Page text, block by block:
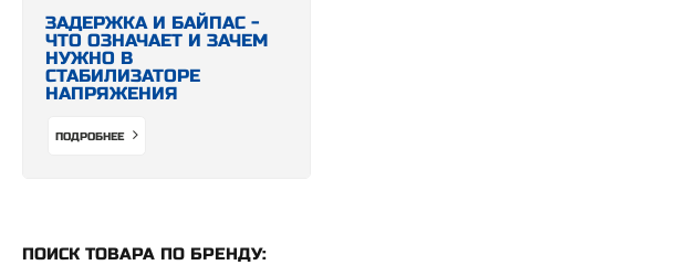
ЗАДЕРЖКА И БАЙПАС -
ЧТО ОЗНАЧАЕТ И ЗАЧЕМ
НУЖНО В
СТАБИЛИЗАТОРЕ
НАПРЯЖЕНИЯ
ПОДРОБНЕЕ
ПОИСК ТОВАРА ПО БРЕНДУ: